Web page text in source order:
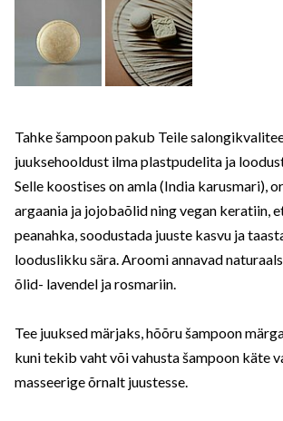
Tahke šampoon pakub Teile
juuksehooldust ilma plastpudelita ja
Selle koostises on amla (India karusmari),
argaania ja jojobaõlid ning vegan keratiin,
peanahka, soodustada juuste kasvu ja
looduslikku sära. Aroomi annavad
õlid- lavendel ja rosmariin.
Tee juuksed märjaks, hõõru šampoon
kuni tekib vaht või vahusta šampoon käte
masseerige õrnalt juustesse.